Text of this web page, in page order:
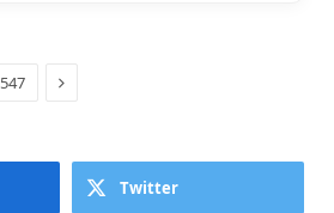
547 Next
Twitter